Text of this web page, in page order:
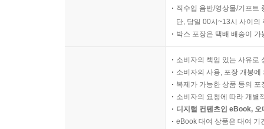
직수입 음반/영상물/기프트
단, 당일 00시~13시 사이의
박스 포장은 택배 배송이
소비자의 책임 있는 사유로
소비자의 사용, 포장 개봉
복제가 가능한 상품 등의
소비자의 요청에 따라 개별
디지털 컨텐츠인 eBook,
eBook 대여 상품은 대여 기